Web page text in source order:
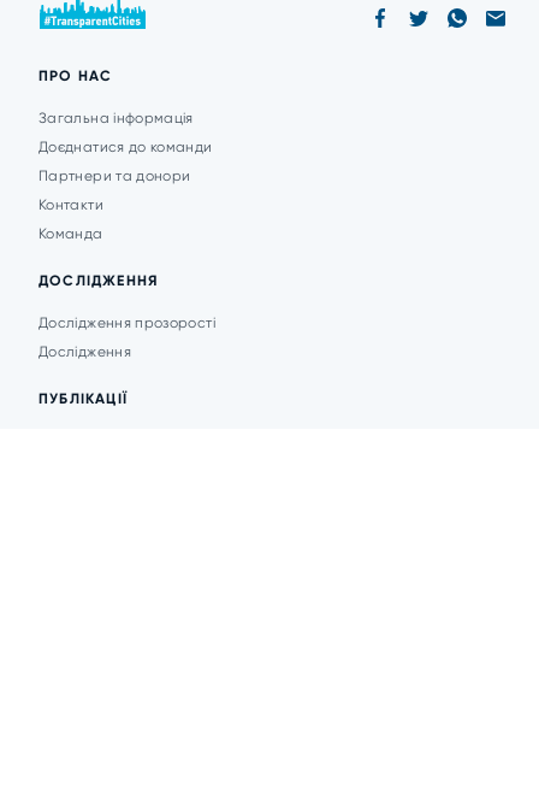
ПРО НАС
Загальна інформація
Доєднатися до команди
Партнери та донори
Контакти
Команда
ДОСЛІДЖЕННЯ
Дослідження прозорості
Дослідження
ПУБЛІКАЦІЇ